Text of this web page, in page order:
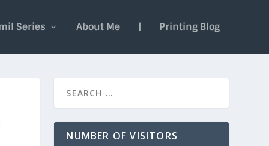
Series About Me | Printing Blog
NUMBER OF VISITORS